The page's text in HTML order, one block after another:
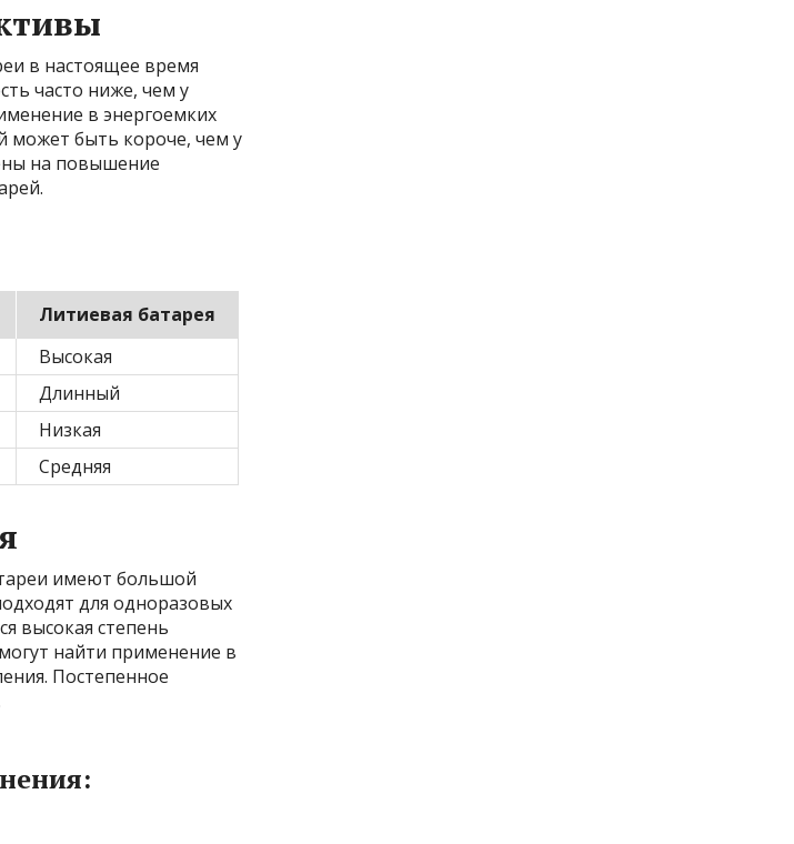
в настоящее время
часто ниже, чем у
в энергоемких
может быть короче, чем у
на повышение
Литиевая батарея
Высокая
Длинный
Низкая
Средняя
имеют большой
для одноразовых
высокая степень
найти применение в
Постепенное